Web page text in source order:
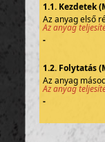
1.1. Kezdetek
Az anyag első
Az anyag
-
1.2. Folytatás
Az anyag
Az anyag
-